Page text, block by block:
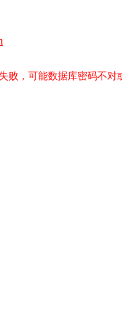
败，可能数据库密码不对